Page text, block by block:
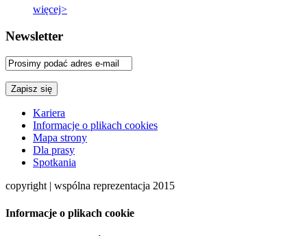
więcej>
Newsletter
Kariera
Informacje o plikach cookies
Mapa strony
Dla prasy
Spotkania
copyright | wspólna reprezentacja 2015
Informacje o plikach cookie